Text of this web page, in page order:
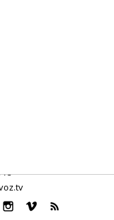
75